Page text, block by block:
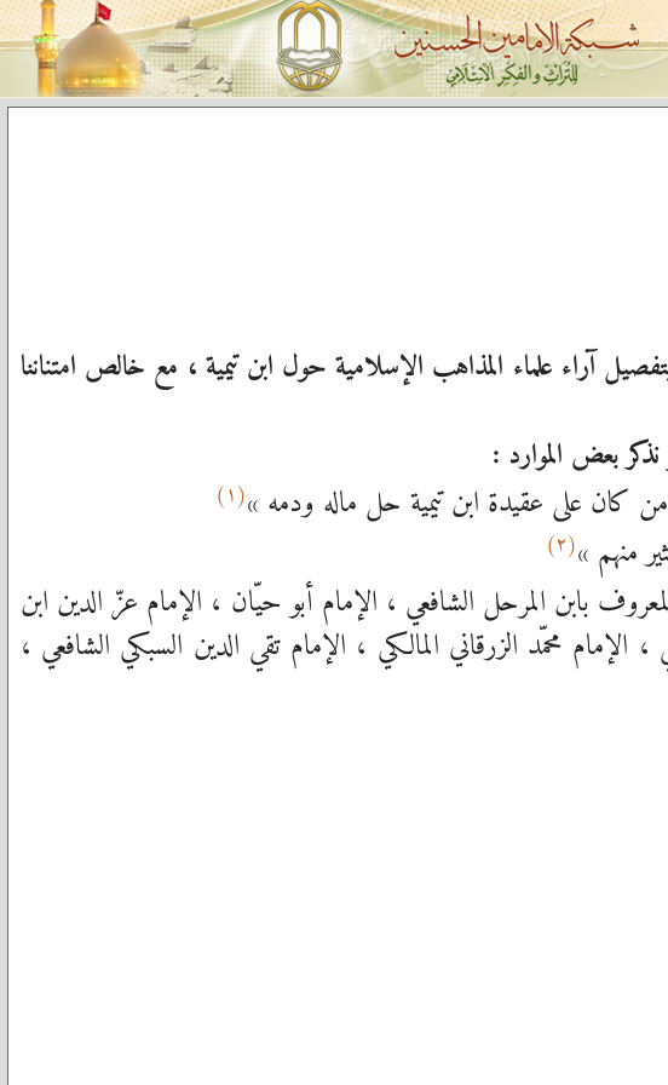
آراء علماء المذاهب الإسلامية حول ابن تيمية ، مع خالص امتناننا
بعض الموارد :
(١)
(٢)
بابن المرحل الشافعي ، الإمام أبو حيّان ، الإمام عزّ الدين ابن
محمّد الزرقاني المالكي ، الإمام تقي الدين السبكي الشافعي ،